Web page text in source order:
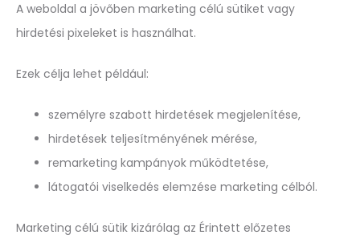
A weboldal a jövőben marketing célú sütiket vagy
hirdetési pixeleket is használhat.
Ezek célja lehet például:
személyre szabott hirdetések megjelenítése,
hirdetések teljesítményének mérése,
remarketing kampányok működtetése,
látogatói viselkedés elemzése marketing célból.
Marketing célú sütik kizárólag az Érintett előzetes